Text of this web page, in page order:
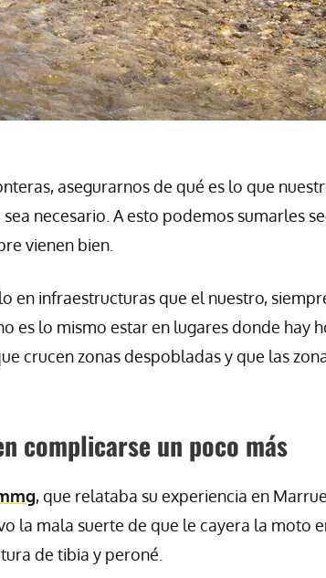
asegurarnos de qué es lo que
necesario. A esto podemos sumarles
vienen bien.
en infraestructuras que el nuestro,
es lo mismo estar en lugares donde hay
crucen zonas despobladas y que las
complicarse un poco más
, que relataba su experiencia en
la mala suerte de que le cayera la moto
de tibia y peroné.